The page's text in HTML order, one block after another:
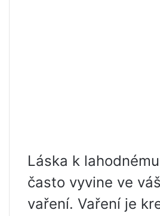
Láska k
často vyvine ve
vaření. Vaření je